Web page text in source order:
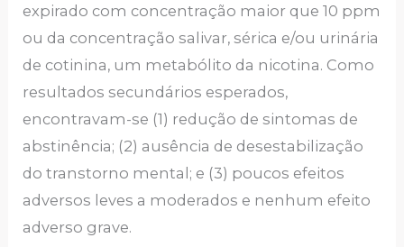
expirado com concentração maior que 10 ppm
ou da concentração salivar, sérica e/ou urinária
de cotinina, um metabólito da nicotina. Como
resultados secundários esperados,
encontravam-se (1) redução de sintomas de
abstinência; (2) ausência de desestabilização
do transtorno mental; e (3) poucos efeitos
adversos leves a moderados e nenhum efeito
adverso grave.